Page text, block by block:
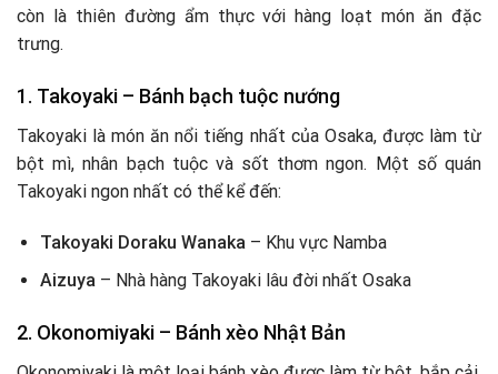
còn là thiên đường ẩm thực với hàng loạt món ăn đặc
trưng.
1. Takoyaki – Bánh bạch tuộc nướng
Takoyaki là món ăn nổi tiếng nhất của Osaka, được làm từ
bột mì, nhân bạch tuộc và sốt thơm ngon. Một số quán
Takoyaki ngon nhất có thể kể đến:
Takoyaki Doraku Wanaka – Khu vực Namba
Aizuya– Nhà hàng Takoyaki lâu đời nhất Osaka
2. Okonomiyaki – Bánh xèo Nhật Bản